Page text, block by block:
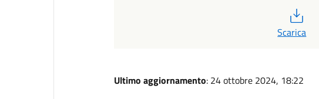
Scarica
Ultimo aggiornamento: 24 ottobre 2024, 18:22